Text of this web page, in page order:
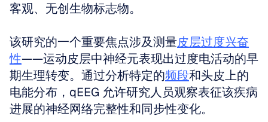
客观、无创生物标志物。
该研究的一个重要焦点涉及测量皮层过度兴奋
性——运动皮层中神经元表现出过度电活动的早
期生理转变。通过分析特定的频段和头皮上的
电能分布，qEEG 允许研究人员观察表征该疾病
进展的神经网络完整性和同步性变化。